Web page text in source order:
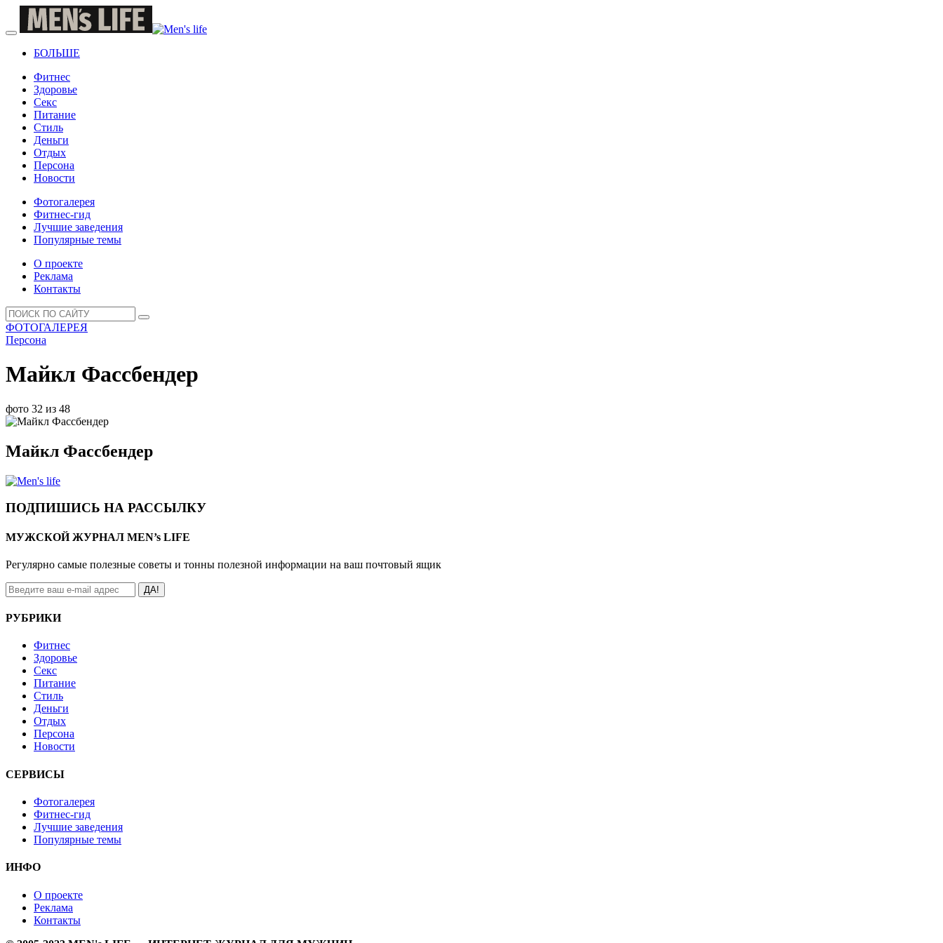
БОЛЬШЕ
Фитнес
Здоровье
Секс
Питание
Стиль
Деньги
Отдых
Персона
Новости
Фотогалерея
Фитнес-гид
Лучшие заведения
Популярные темы
О проекте
Реклама
Контакты
ФОТОГАЛЕРЕЯ
Персона
Майкл Фассбендер
фото 32 из 48
Майкл Фассбендер
ПОДПИШИСЬ НА РАССЫЛКУ
МУЖСКОЙ ЖУРНАЛ MEN’s LIFE
Регулярно самые полезные советы и тонны полезной информации на ваш почтовый ящик
ДА!
РУБРИКИ
Фитнес
Здоровье
Секс
Питание
Стиль
Деньги
Отдых
Персона
Новости
СЕРВИСЫ
Фотогалерея
Фитнес-гид
Лучшие заведения
Популярные темы
ИНФО
О проекте
Реклама
Контакты